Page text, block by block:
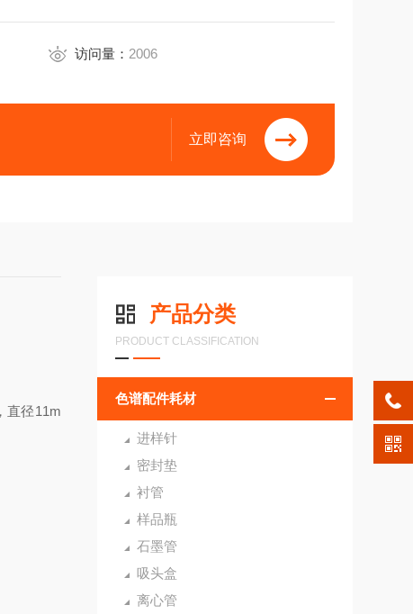
访问量： 2006
立即咨询
产品分类
PRODUCT CLASSIFICATION
色谱配件耗材
进样针
密封垫
衬管
样品瓶
石墨管
吸头盒
离心管
直径11m